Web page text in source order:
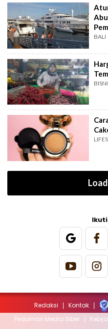
BALI
Redaksi Kontak
Pedoman Media Siber